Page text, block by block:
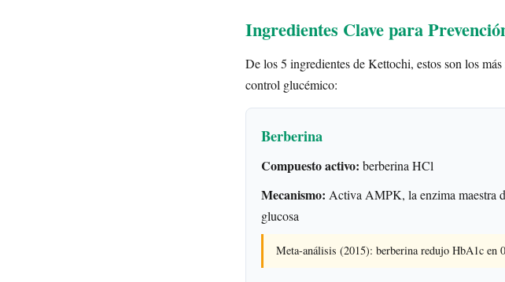
Ingredientes Clave para
De los 5 ingredientes de Kettochi, estos son los
control glucémico:
Berberina
Compuesto activo: berberina HCl
Mecanismo: Activa AMPK, la enzima maestra
glucosa
Meta-análisis (2015): berberina redujo HbA1c en